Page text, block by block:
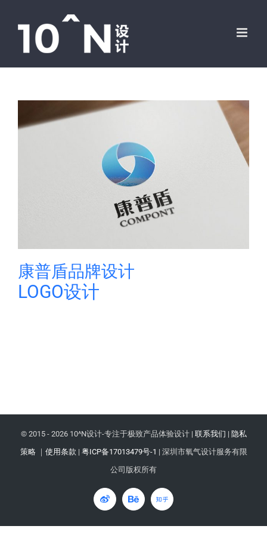
康普盾品牌设计
LOGO设计
© 2015 - 2026 10^N设计-专注于极致产品体验设计 | 联系我们 | 隐私
策略 ｜ 使用条款 | 粤ICP备17013479号-1 | 深圳市氧气设计服务有限
公司版权所有
微
博
Behance
知
乎